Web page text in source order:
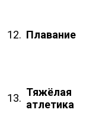
12. Плавание
13. Тяжёлая
атлетика